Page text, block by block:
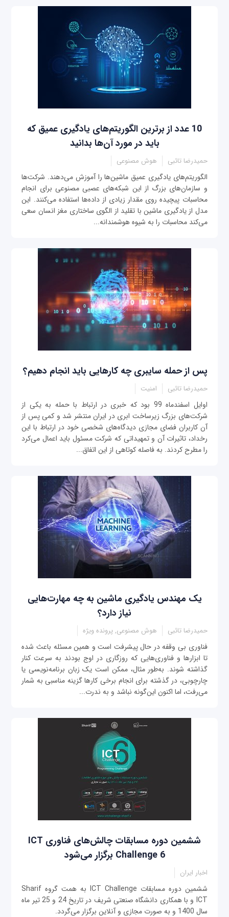
10 عدد از برترین الگوریتم‌های یادگیری عمیق که
باید در مورد آن‌ها بدانید
حمیدرضا تائبی هوش مصنوعی
الگوریتم‌های یادگیری عمیق ماشین‌ها را آموزش می‌دهند. شرکت‌ها
و سازمان‌های بزرگ از این شبکه‌های عصبی مصنوعی برای انجام
محاسبات پیچیده روی مقدار زیادی از داده‌ها استفاده می‌کنند. این
مدل از یادگیری ماشین با تقلید از الگوی ساختاری مغز انسان سعی
می‌کند محاسبات را به شیوه هوشمندانه‌...
پس از حمله سایبری چه کارهایی باید انجام دهیم؟
حمیدرضا تائبی امنیت
‌اوایل اسفندماه 99 بود که خبری در ارتباط با حمله به یکی از
شرکت‌های بزرگ زیرساخت ابری در ایران منتشر شد و کمی پس از
آن کاربران فضای مجازی دیدگاه‌های شخصی خود در ارتباط با این
رخداد، تاثیرات آن و تمهیداتی که شرکت مسئول باید اعمال می‌کرد
را مطرح کردند. به فاصله کوتاهی از این اتفاق...
یک مهندس یادگیری ماشین به چه مهارت‌هایی
نیاز دارد؟
حمیدرضا تائبی هوش مصنوعی, پرونده ویژه
فناوری بی وقفه در حال پیشرفت است و همین مسئله باعث شده
تا ابزارها و فناوری‌هایی که روزگاری در اوج بودند به سرعت کنار
گذاشته شوند. به‌طور مثال، ممکن است یک زبان برنامه‌نویسی یا
چارچوبی، در گذشته برای انجام برخی کارها گزینه مناسبی به شمار
می‌رفت، اما اکنون این‌گونه نباشد و به ندرت...
ششمین دوره مسابقات چالش‌های فناوری ICT
Challenge 6 برگزار می‌شود
اخبار ایران
ششمین دوره مسابقات ICT Challenge به همت گروه Sharif
ICT و با همکاری دانشگاه صنعتی شریف در تاریخ 24 و 25 تیر ماه
سال 1400 و به صورت مجازی و آنلاین برگزار می‌گردد.